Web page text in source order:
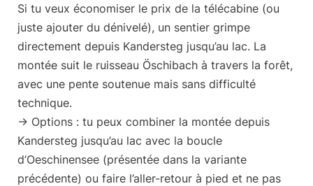
Si tu veux économiser le prix de la télécabine (ou
juste ajouter du dénivelé), un sentier grimpe
directement depuis Kandersteg jusqu’au lac. La
montée suit le ruisseau Öschibach à travers la forêt,
avec une pente soutenue mais sans difficulté
technique.
-> Options : tu peux combiner la montée depuis
Kandersteg jusqu’au lac avec la boucle
d’Oeschinensee (présentée dans la variante
précédente) ou faire l’aller-retour à pied et ne pas